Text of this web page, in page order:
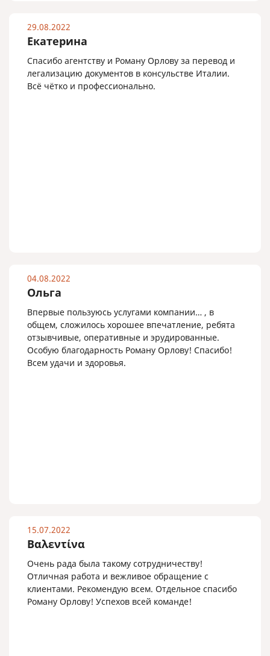
29.08.2022
Екатерина
Спасибо агентству и Роману Орлову за перевод и
легализацию документов в консульстве Италии.
Всё чётко и профессионально.
04.08.2022
Ольга
Впервые пользуюсь услугами компании… , в
общем, сложилось хорошее впечатление, ребята
отзывчивые, оперативные и эрудированные.
Особую благодарность Роману Орлову! Спасибо!
Всем удачи и здоровья.
15.07.2022
Βαλεντίνα
Очень рада была такому сотрудничеству!
Отличная работа и вежливое обращение с
клиентами. Рекомендую всем. Отдельное спасибо
Роману Орлову! Успехов всей команде!